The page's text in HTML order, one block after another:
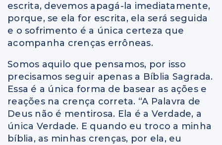
escrita, devemos apagá-la imediatamente,
porque, se ela for escrita, ela será seguida
e o sofrimento é a única certeza que
acompanha crenças errôneas.
Somos aquilo que pensamos, por isso
precisamos seguir apenas a Bíblia Sagrada.
Essa é a única forma de basear as ações e
reações na crença correta. “A Palavra de
Deus não é mentirosa. Ela é a Verdade, a
única Verdade. E quando eu troco a minha
bíblia, as minhas crenças, por ela, eu